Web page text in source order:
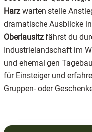
Harz warten steile
dramatische Ausblicke
Oberlausitz fährst du
Industrielandschaft im
und ehemaligen
für Einsteiger und
Gruppen- oder